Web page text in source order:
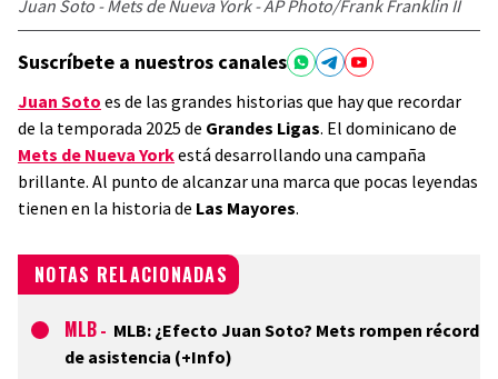
Juan Soto - Mets de Nueva York - AP Photo/Frank Franklin II
Suscríbete a nuestros canales
Juan Soto es de las grandes historias que hay que recordar
de la temporada 2025 de Grandes Ligas. El dominicano de
Mets de Nueva Yorkestá desarrollando una campaña
brillante. Al punto de alcanzar una marca que pocas leyendas
tienen en la historia de Las Mayores.
NOTAS RELACIONADAS
MLB - MLB: ¿Efecto Juan Soto? Mets rompen récord
de asistencia (+Info)